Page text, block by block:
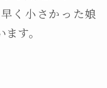
く小さかった娘
す。